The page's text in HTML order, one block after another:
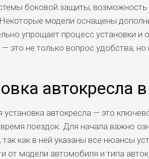
боковой защиты, возможность
модели оснащены
упрощает процесс установки
— это не только вопрос удобства,
автокресла
установка автокресла — это
поездок. Для начала важно
так как в ней указаны все нюансы
от модели автомобиля и типа